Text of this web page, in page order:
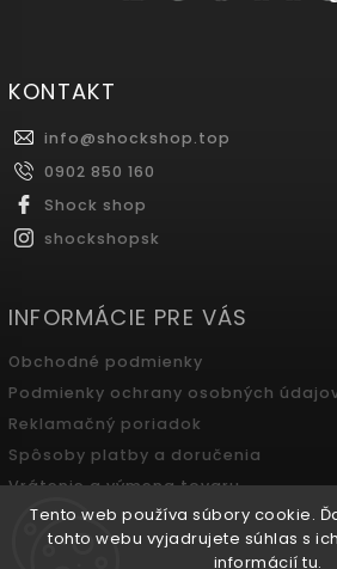
Tento web používa súbory cookie.
tohto webu vyjadrujete súhlas s
informácií tu.
KONTAKT
info@shockshop.top
0902 850 160
Shock shop
shockshopsk
INFORMÁCIE PRE VÁS
Obchodné podmienky
Podmienky ochrany osobných
Reklamačný poriadok
Spôsoby platby a doručenia
Vrátenie a výmena tovaru
Odstúpenie od zmluvy